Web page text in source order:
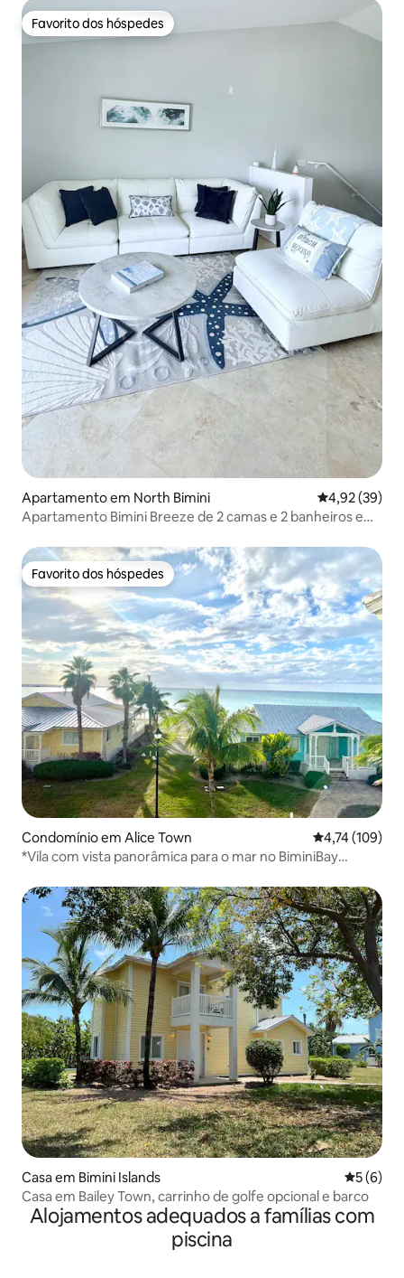
Favorito dos hóspedes
Favorito dos hóspedes
Apartamento em North Bimini Classificação
4,92 (39)
Apartamento Bimini Breeze de 2 camas e 2 banheiros em
Favorito dos hóspedes
Favorito dos hóspedes
Condomínio em Alice Town Classificação
4,74 (109)
*Vila com vista panorâmica para o mar no BiminiBay
Casa em Bimini Islands
5 (6)
Casa em Bailey Town, carrinho de golfe opcional e barco
Alojamentos adequados a famílias com
piscina